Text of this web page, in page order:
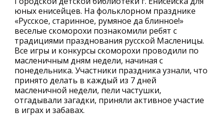
юных енисейцев. На фольклорном празднике
«Русское, старинное, румяное да блинное!»
веселые скоморохи познакомили ребят с
традициями празднования русской Масленицы.
Все игры и конкурсы скоморохи проводили по
масленичным дням недели, начиная с
понедельника. Участники праздника узнали, что
принято делать в каждый из 7 дней
масленичной недели, пели частушки,
отгадывали загадки, приняли активное участие
в играх и забавах.